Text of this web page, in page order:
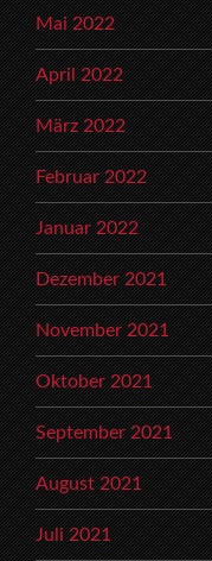
Mai 2022
April 2022
März 2022
Februar 2022
Januar 2022
Dezember 2021
November 2021
Oktober 2021
September 2021
August 2021
Juli 2021